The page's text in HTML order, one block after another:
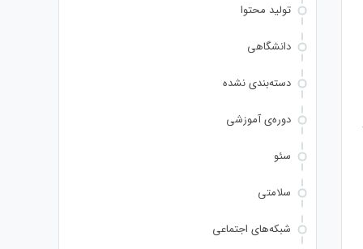
تولید محتوا
دانشگاهی
دسته‌بندی نشده
دوره‌ی آموزشی
سئو
سلامتی
شبکه‌های اجتماعی